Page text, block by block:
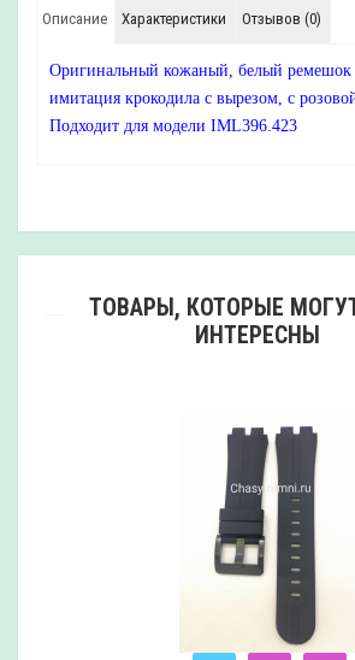
Описание Характеристики Отзывов (0)
Оригинальный кожаный, белый
имитация крокодила с вырезом, с
Подходит для модели IML396.423
ТОВАРЫ, КОТОРЫЕ
ИНТЕРЕСНЫ